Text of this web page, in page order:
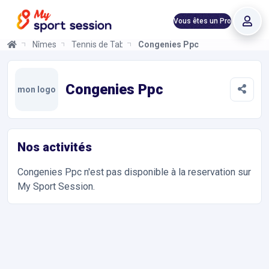
Vous êtes un Pro
Nîmes Tennis de Table Congenies Ppc
mon logo Congenies Ppc
Nos activités
Congenies Ppc n'est pas disponible à la reservation sur
My Sport Session.